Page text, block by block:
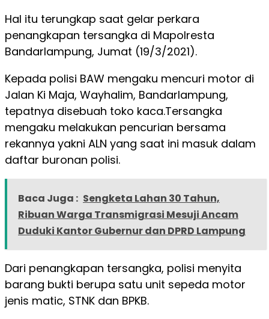
Hal itu terungkap saat gelar perkara
penangkapan tersangka di Mapolresta
Bandarlampung, Jumat (19/3/2021).
Kepada polisi BAW mengaku mencuri motor di
Jalan Ki Maja, Wayhalim, Bandarlampung,
tepatnya disebuah toko kaca.Tersangka
mengaku melakukan pencurian bersama
rekannya yakni ALN yang saat ini masuk dalam
daftar buronan polisi.
Baca Juga : Sengketa Lahan 30 Tahun,
Ribuan Warga Transmigrasi Mesuji Ancam
Duduki Kantor Gubernur dan DPRD Lampung
Dari penangkapan tersangka, polisi menyita
barang bukti berupa satu unit sepeda motor
jenis matic, STNK dan BPKB.